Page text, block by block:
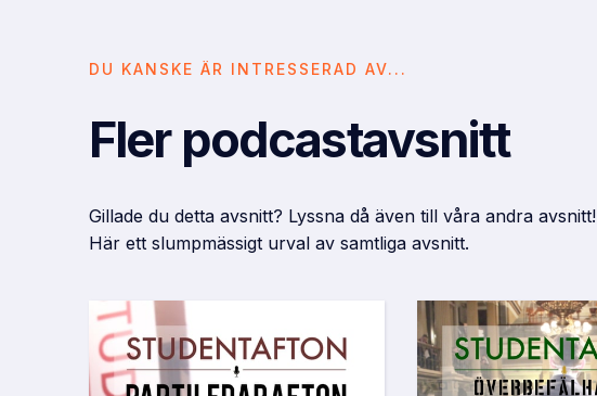
DU KANSKE ÄR INTRESSERAD AV...
Fler podcastavsnitt
Gillade du detta avsnitt? Lyssna då även till våra andra avsnitt!
Här ett slumpmässigt urval av samtliga avsnitt.